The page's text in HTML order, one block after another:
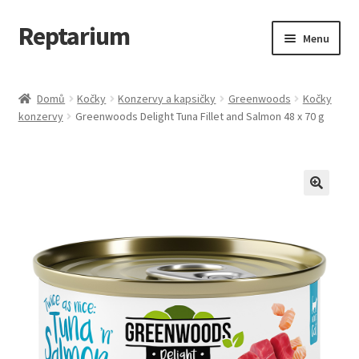
Přeskočit
na
Přejít
k
webu
Reptarium Menu
Košík
Obchod
Pokladna
Vše pro kočky
Domů Kočky Konzervy a kapsičky Greenwoods
Kočky
konzervy
Greenwoods Delight Tuna Fillet and Salmon 48 x 70 g